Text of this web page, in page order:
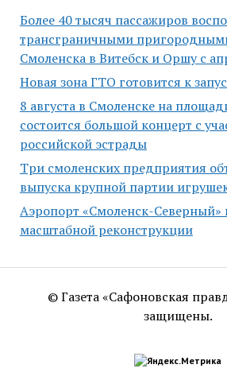
Более 40 тысяч пассажиров
трансграничными
Смоленска в Витебск и Оршу с
Новая зона ГТО готовится к
8 августа в Смоленске на
состоится большой концерт с
российской эстрады
Три смоленских предприятия
выпуска крупной партии
Аэропорт «Смоленск-Северный»
масштабной реконструкции
© Газета «Сафоновская
защищены.